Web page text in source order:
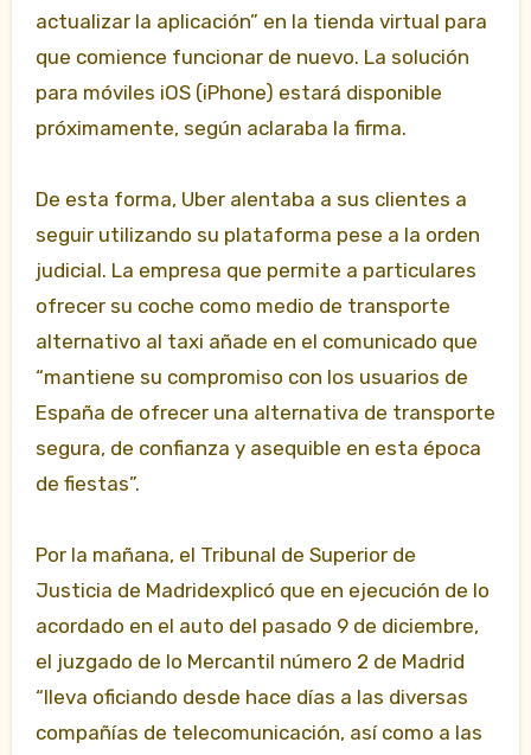
actualizar la aplicación” en la tienda virtual para
que comience funcionar de nuevo. La solución
para móviles iOS (iPhone) estará disponible
próximamente, según aclaraba la firma.
De esta forma, Uber alentaba a sus clientes a
seguir utilizando su plataforma pese a la orden
judicial. La empresa que permite a particulares
ofrecer su coche como medio de transporte
alternativo al taxi añade en el comunicado que
“mantiene su compromiso con los usuarios de
España de ofrecer una alternativa de transporte
segura, de confianza y asequible en esta época
de fiestas”.
Por la mañana, el Tribunal de Superior de
Justicia de Madridexplicó que en ejecución de lo
acordado en el auto del pasado 9 de diciembre,
el juzgado de lo Mercantil número 2 de Madrid
“lleva oficiando desde hace días a las diversas
compañías de telecomunicación, así como a las